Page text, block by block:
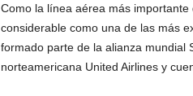
Como la línea aérea más
considerable como una de las más
formado parte de la alianza mundial
norteamericana United Airlines y